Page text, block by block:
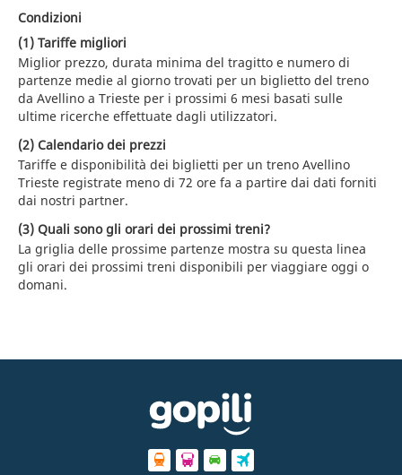
Condizioni
(1) Tariffe migliori
Miglior prezzo, durata minima del tragitto e numero di
partenze medie al giorno trovati per un biglietto del treno
da Avellino a Trieste per i prossimi 6 mesi basati sulle
ultime ricerche effettuate dagli utilizzatori.
(2) Calendario dei prezzi
Tariffe e disponibilità dei biglietti per un treno Avellino
Trieste registrate meno di 72 ore fa a partire dai dati forniti
dai nostri partner.
(3) Quali sono gli orari dei prossimi treni?
La griglia delle prossime partenze mostra su questa linea
gli orari dei prossimi treni disponibili per viaggiare oggi o
domani.